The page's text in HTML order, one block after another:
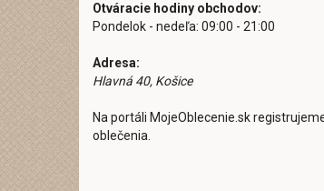
Otváracie hodiny obchodov:
Pondelok - nedeľa: 09:00 - 21:00
Adresa:
Hlavná 40, Košice
Na portáli MojeOblecenie.sk
oblečenia.